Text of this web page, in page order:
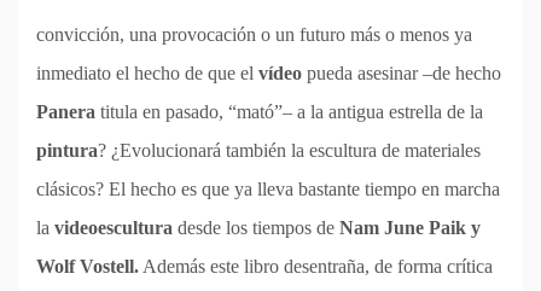
convicción, una provocación o un futuro más o menos ya
inmediato el hecho de que el vídeo pueda asesinar –de hecho
Panera titula en pasado, “mató”– a la antigua estrella de la
pintura? ¿Evolucionará también la escultura de materiales
clásicos? El hecho es que ya lleva bastante tiempo en marcha
la videoescultura desde los tiempos de Nam June Paik y
Wolf Vostell. Además este libro desentraña, de forma crítica